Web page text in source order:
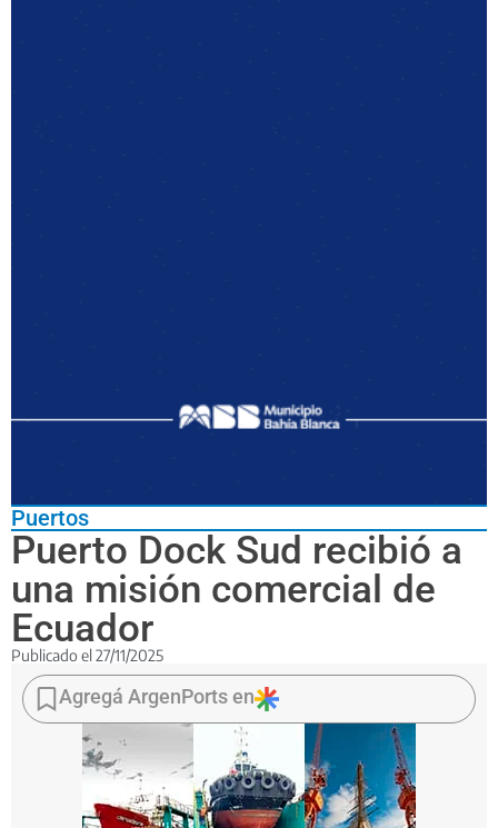
Puertos
Puerto Dock Sud recibió a
una misión comercial de
Ecuador
Publicado el 27/11/2025
La
embajadora
Diana
encabezó
Agregá ArgenPorts en